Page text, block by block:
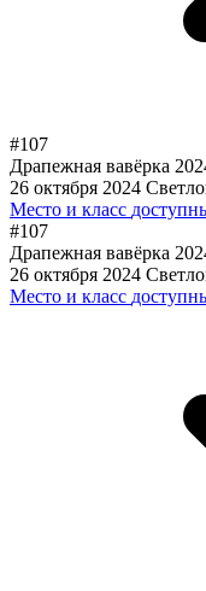
#107
Драпежная вавёрка
26 октября 2024
Место и класс
#107
Драпежная вавёрка
26 октября 2024
Место и класс